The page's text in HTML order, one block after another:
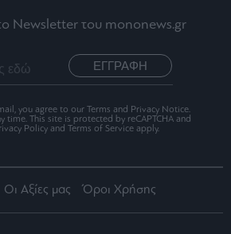
Newsletter του mononews.gr
ΕΓΓΡΑΦΗ
you agree to our Terms and Privacy Notice.
time. This site is protected by reCAPTCHA and
Policy and Terms of Service apply.
Οι Αξίες μας Όροι Χρήσης